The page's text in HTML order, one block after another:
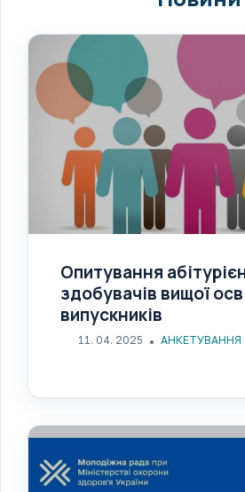
Опитування
здобувачів вищої
випускників
11. 04. 2025 АНКЕТУВАННЯ